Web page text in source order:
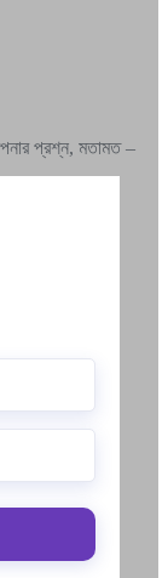
প্রশ্ন, মতামত –